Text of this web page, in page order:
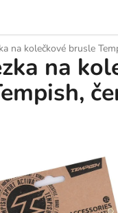
na kolečkové brusle
na